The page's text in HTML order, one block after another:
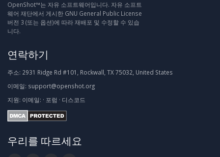
OpenShot™는 자유 소프트웨어입니다. 자유 소프트
웨어 재단에서 게시한 GNU General Public License
버전 3 (또는 옵션)에 따라 재배포 및 수정할 수 있습
니다.
연락하기
주소: 2931 Ridge Rd #101, Rockwall, TX 75032, United States
이메일: support@openshot.org
지원: 이메일: · 포럼 · 디스코드
우리를 따르세요